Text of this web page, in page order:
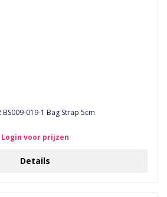
G-B19.2 BS009-019-1 Bag Strap 5cm
Login voor prijzen
Details